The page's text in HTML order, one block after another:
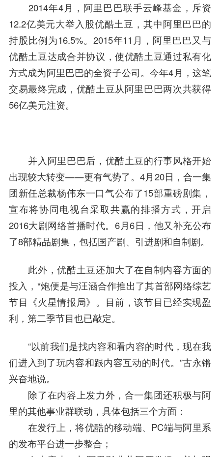
2014年4月，阿里巴巴联手云峰基金 ，斥资
12.2亿美元大举入股优酷土豆，其中阿里巴巴的
持股比例为16.5%。2015年11月，阿里巴巴又与
优酷土豆达成合并协议，使优酷土豆通过私有化
方式成为阿里巴巴的全资子公司。今年4月，这笔
交易最终完成，优酷土豆从阿里巴巴两次共获得
56亿美元注资。
并入阿里巴巴后，优酷土豆的行事风格开始
出现较大转变——更有气势了。4月20日，合一集
团新任总裁杨伟东一口气公布了15部重磅剧集，
宣布将协同电视台采取共赢的排播方式，开启
2016大剧网络首播时代。6月6日，他又补充公布
了8部精品剧集，包括国产剧、引进剧和自制剧。
此外，优酷土豆还加大了在自制内容方面的
投入，*炮便是与汪涵合作推出了其首部网络综艺
节目《火星情报局》。目前，该节目已经实现盈
利，第二季节目也已敲定。
“以前我们是找内容和看内容的时代，现在我
们进入到了玩内容和跟内容互动的时代。”古永锵
兴奋地说。
除了在内容上发力外，合一集团还积极与阿
里的其他事业群联动，具体包括三个方面：
在发行上，将优酷的移动端、PC端与阿里系
的发布平台进一步整合；